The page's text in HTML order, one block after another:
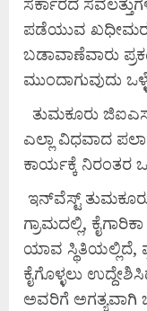
ಪಡೆಯುವ ಖಧೀಮರ
ಬಡಾವಾಣೆವಾರು
ಮುಂದಾಗುವುದು
ತುಮಕೂರು
ಎಲ್ಲಾ ವಿಧವಾದ
ಕಾರ್ಯಕ್ಕೆ ನಿರಂತರ
ಇನ್‌ವೆಸ್ಟ್
ಗ್ರಾಮದಲ್ಲಿ,
ಯಾವ ಸ್ಥಿತಿಯಲ್ಲಿದೆ,
ಕೈಗೊಳ್ಳಲು
ಅವರಿಗೆ ಅಗತ್ಯವಾಗಿ